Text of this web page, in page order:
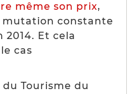
même son prix,
mutation constante
2014. Et cela
cas
Tourisme du